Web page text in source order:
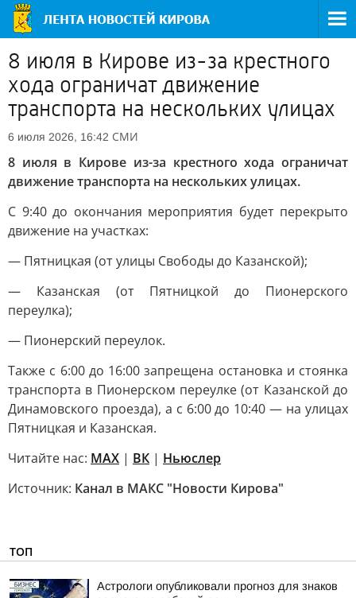
8 июля в Кирове из-за крестного
хода ограничат движение
транспорта на нескольких улицах
6 июля 2026, 16:42 СМИ
8 июля в Кирове из-за крестного хода ограничат
движение транспорта на нескольких улицах.
С 9:40 до окончания мероприятия будет перекрыто
движение на участках:
— Пятницкая (от улицы Свободы до Казанской);
— Казанская (от Пятницкой до Пионерского
переулка);
— Пионерский переулок.
Также с 6:00 до 16:00 запрещена остановка и стоянка
транспорта в Пионерском переулке (от Казанской до
Динамовского проезда), а с 6:00 до 10:40 — на улицах
Пятницкая и Казанская.
Читайте нас: MAX | ВК | Ньюслер
Источник: Канал в МАКС "Новости Кирова"
ТОП
Астрологи опубликовали прогноз для знаков